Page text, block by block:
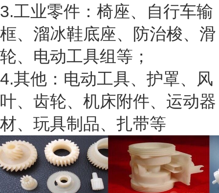
3.工业零件：椅座、自行车输
框、溜冰鞋底座、防治梭、滑
轮、电动工具组等；
4.其他：电动工具、护罩、风
叶、齿轮、机床附件、运动器
材、玩具制品、扎带等